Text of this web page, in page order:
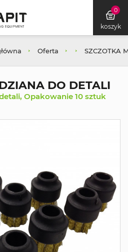
0
koszyk
Oferta SZCZOTKA
DO DETALI
Opakowanie 10 sztuk